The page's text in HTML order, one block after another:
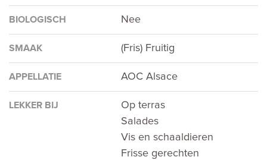
BIOLOGISCH Nee
SMAAK (Fris) Fruitig
APPELLATIE AOC Alsace
LEKKER BIJ
Op terras
Salades
Vis en schaaldieren
Frisse gerechten